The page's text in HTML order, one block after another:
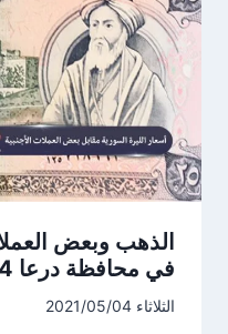
الذهب وبعض
في محافظة درعا 04-05-2021
الثلاثاء 2021/05/04